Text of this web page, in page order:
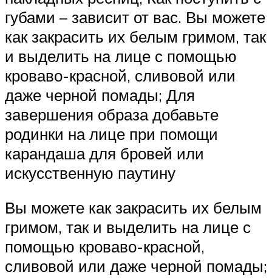
губами – зависит от вас. Вы можете
как закрасить их белым гримом, так
и выделить на лице с помощью
кроваво-красной, сливовой или
даже черной помады; Для
завершения образа добавьте
родинки на лице при помощи
карандаша для бровей или
искусственную паутину
Вы можете как закрасить их белым
гримом, так и выделить на лице с
помощью кроваво-красной,
сливовой или даже черной помады;